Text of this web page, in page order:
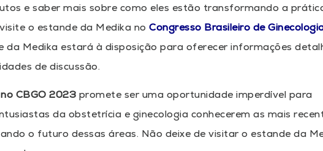
e saber mais sobre como eles estão transformando a
o estande da Medika noCongresso Brasileiro de
da Medika estará à disposição para oferecer informações
de discussão.
CBGO 2023 promete ser uma oportunidade imperdível para
da obstetrícia e ginecologia conhecerem as mais
o futuro dessas áreas. Não deixe de visitar o estande da